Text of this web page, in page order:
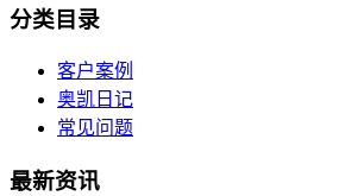
分类目录
客户案例
奥凯日记
常见问题
最新资讯